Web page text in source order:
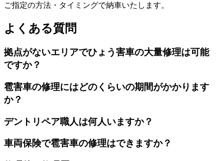
ご指定の方法・タイミングで納車いたします。
よくある質問
拠点がないエリアでひょう害車の大量修理は可能
ですか？
雹害車の修理にはどのくらいの期間がかかります
か？
デントリペア職人は何人いますか？
車両保険で雹害車の修理はできますか？